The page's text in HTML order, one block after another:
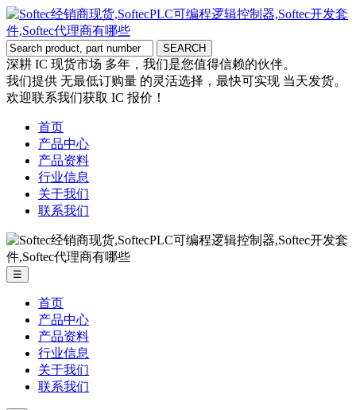
深耕 IC 现货市场 多年，我们是您值得信赖的伙伴。
我们提供 无最低订购量 的灵活选择，最快可实现 当天发货。
欢迎联系我们获取 IC 报价！
首页
产品中心
产品资料
行业信息
关于我们
联系我们
☰
首页
产品中心
产品资料
行业信息
关于我们
联系我们